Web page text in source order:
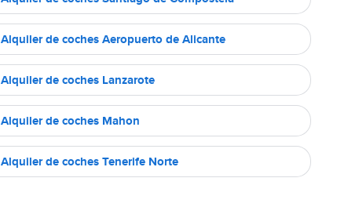
Alquiler de coches Aeropuerto de Alicante
Alquiler de coches Lanzarote
Alquiler de coches Mahon
Alquiler de coches Tenerife Norte